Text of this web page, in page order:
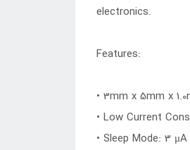
electronics.
Features:
• 3mm x 5mm x
• Low Current
• Sleep Mode: 3 μA